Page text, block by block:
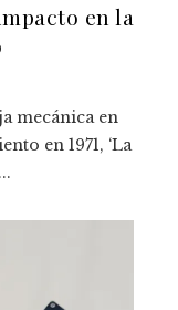
en la
mecánica en
en 1971, ‘La